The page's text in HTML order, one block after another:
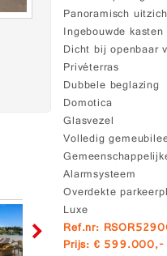
Panoramisch
Ingebouwde kasten
Dicht bij openbaar
Privéterras
Dubbele beglazing
Domotica
Glasvezel
Volledig
Alarmsysteem
Overdekte
Luxe
Ref.nr:
Prijs: € 599.000,-